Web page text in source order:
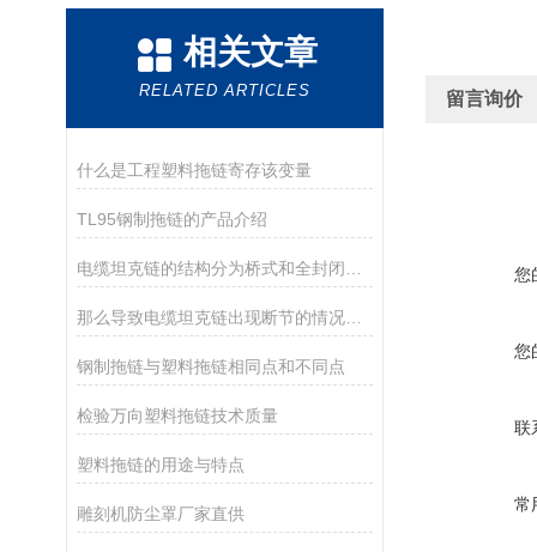
相关文章
RELATED ARTICLES
什么是工程塑料拖链寄存该变量
TL95钢制拖链的产品介绍
那么导致电缆坦克链出现断节的情况有那些呢
钢制拖链与塑料拖链相同点和不同点
检验万向塑料拖链技术质量
塑料拖链的用途与特点
雕刻机防尘罩厂家直供
留言询价
您
您
联
常